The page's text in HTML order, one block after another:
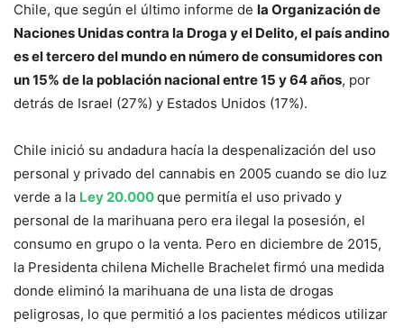
Chile, que según el último informe de la Organización de
Naciones Unidas contra la Droga y el Delito, el país andino
es el tercero del mundo en número de consumidores con
un 15% de la población nacional entre 15 y 64 años, por
detrás de Israel (27%) y Estados Unidos (17%).
Chile inició su andadura hacía la despenalización del uso
personal y privado del cannabis en 2005 cuando se dio luz
verde a la Ley 20.000que permitía el uso privado y
personal de la marihuana pero era ilegal la posesión, el
consumo en grupo o la venta. Pero en diciembre de 2015,
la Presidenta chilena Michelle Brachelet firmó una medida
donde eliminó la marihuana de una lista de drogas
peligrosas, lo que permitió a los pacientes médicos utilizar